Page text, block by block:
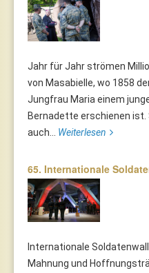
Jahr für Jahr strömen
von Masabielle, wo 1858
Jungfrau Maria einem
Bernadette erschienen
auch... Weiterlesen
65. Internationale
Internationale
Mahnung und